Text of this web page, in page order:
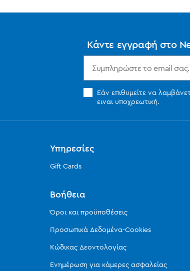
Κάντε εγγραφή στο
Εάν επιθυμείτε να
ειναι υποχρεωτική.
Υπηρεσίες
Gift Cards
Βοήθεια
Όροι και προϋποθέσεις
Προσωπικά Δεδομένα-Cookies
Κώδικας Δεοντολογίας
Ενημέρωση για κάμερες ασφαλείας